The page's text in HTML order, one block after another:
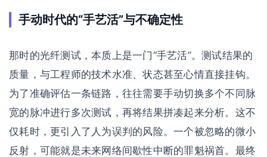
手动时代的“手艺活”与不确定性
那时的光纤测试，本质上是一门“手艺活”。测试结果的
质量，与工程师的技术水准、状态甚至心情直接挂钩。
为了准确评估一条链路，往往需要手动切换多个不同脉
宽的脉冲进行多次测试，再将结果拼凑起来分析。这不
仅耗时，更引入了人为误判的风险。一个被忽略的微小
反射，可能就是未来网络间歇性中断的罪魁祸首。最终